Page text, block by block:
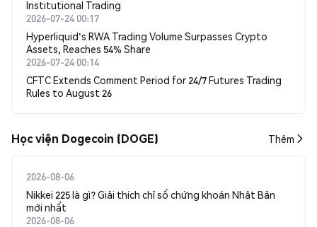
Institutional Trading
2026-07-24 00:17
Hyperliquid's RWA Trading Volume Surpasses Crypto
Assets, Reaches 54% Share
2026-07-24 00:14
CFTC Extends Comment Period for 24/7 Futures Trading
Rules to August 26
Học viện Dogecoin (DOGE) Thêm
2026-08-06
Nikkei 225 là gì? Giải thích chỉ số chứng khoán Nhật Bản
mới nhất
2026-08-06